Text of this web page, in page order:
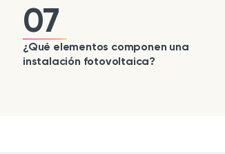
07
¿Qué elementos componen una
instalación fotovoltaica?